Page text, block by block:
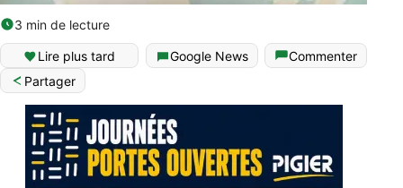
3 min de lecture
Lire plus tard Google News
Commenter
Partager